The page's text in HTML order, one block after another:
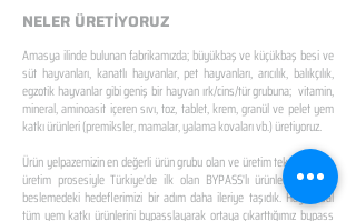
NELER ÜRETİYORUZ
Amasya ilinde bulunan fabrikamızda; büyükbaş ve küçükbaş besi ve
süt hayvanları, kanatlı hayvanlar, pet hayvanları, arıcılık, balıkçılık,
egzotik hayvanlar gibi geniş bir hayvan ırk/cins/tür grubuna; vitamin,
mineral, aminoasit içeren sıvı, toz, tablet, krem, granül ve pelet yem
katkı ürünleri (premiksler, mamalar, yalama kovaları vb.) üretiyoruz.
Ürün yelpazemizin en değerli ürün grubu olan ve üretim teknolojisi ve
üretim prosesiyle Türkiye'de ilk olan BYPASS'lı ürünlerle hayvan
beslemedeki hedeflerimizi bir adım daha ileriye taşıdık. Hayvansal
tüm yem katkı ürünlerini bypasslayarak ortaya çıkarttığımız bypass